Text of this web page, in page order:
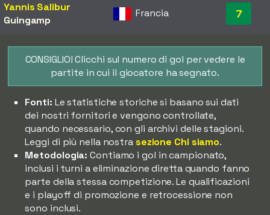
Yannis Salibur
Guingamp
Francia 7
CONSIGLIO! Clicchi sul numero di gol per vedere le
partite in cui il giocatore ha segnato.
Fonti: Le statistiche storiche si basano sui dati
dei nostri fornitori e vengono controllate,
quando necessario, con gli archivi delle stagioni.
Leggi di più nella nostra sezione Chi siamo.
Metodologia: Contiamo i gol in campionato,
inclusi i turni a eliminazione diretta quando fanno
parte della stessa competizione. Le qualificazioni
e i playoff di promozione e retrocessione non
sono inclusi.